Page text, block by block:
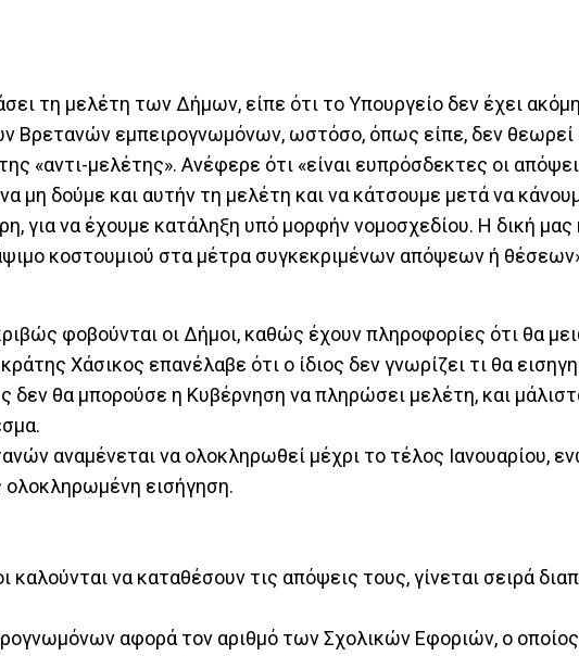
τη μελέτη των Δήμων, είπε ότι το Υπουργείο δεν έχει
Βρετανών εμπειρογνωμόνων, ωστόσο, όπως είπε, δεν θεωρεί
«αντι-μελέτης». Ανέφερε ότι «είναι ευπρόσδεκτες οι
μη δούμε και αυτήν τη μελέτη και να κάτσουμε μετά να
για να έχουμε κατάληξη υπό μορφήν νομοσχεδίου. Η δική
κοστουμιού στα μέτρα συγκεκριμένων απόψεων ή
φοβούνται οι Δήμοι, καθώς έχουν πληροφορίες ότι θα
Χάσικος επανέλαβε ότι ο ίδιος δεν γνωρίζει τι θα
θα μπορούσε η Κυβέρνηση να πληρώσει μελέτη, και
αναμένεται να ολοκληρωθεί μέχρι το τέλος Ιανουαρίου,
ολοκληρωμένη εισήγηση.
καλούνται να καταθέσουν τις απόψεις τους, γίνεται σειρά
αφορά τον αριθμό των Σχολικών Εφοριών, ο οποίος